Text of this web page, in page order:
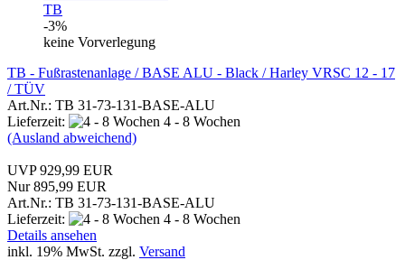
TB
-3%
keine Vorverlegung
TB - Fußrastenanlage / BASE ALU - Black / Harley VRSC 12 - 17
/ TÜV
Art.Nr.: TB 31-73-131-BASE-ALU
Lieferzeit:
4 - 8 Wochen
(Ausland abweichend)
UVP 929,99 EUR
Nur 895,99 EUR
Art.Nr.: TB 31-73-131-BASE-ALU
Lieferzeit:
4 - 8 Wochen
Details ansehen
inkl. 19% MwSt. zzgl. Versand